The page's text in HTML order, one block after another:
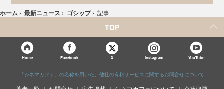
ホーム › 最新ニュース › ゴシップ › 記事
TOP
Home Facebook X Instagram YouTube
「シネマカフェ」の名称を用いた、他社の有料サービスに関するお問合せについて